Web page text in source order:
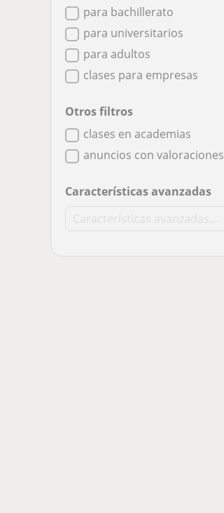
para bachillerato
para universitarios
para adultos
clases para empresas
Otros filtros
clases en academias
anuncios con valoraciones
Características avanzadas